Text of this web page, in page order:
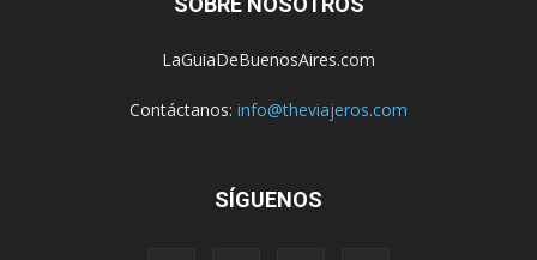
LaGuiaDeBuenosAires.com
Contáctanos: info@theviajeros.com
SÍGUENOS